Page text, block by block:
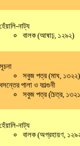
হেঁয়ালি-নাট্য
বালক (আষাঢ়, ১২৯২)
সূচনা
সবুজ পত্র (মাঘ, ১৩২২)
বসন্তের পালা ও ফাল্গুনী
সবুজ পত্র (চৈত্র,
হেঁয়ালি-নাট্য
বালক (অগ্রহায়ণ,